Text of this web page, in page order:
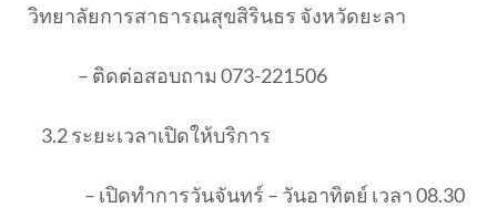
วิทยาลัยการสาธารณสุขสิรินธร จังหวัดยะลา
– ติดต่อสอบถาม 073-221506
3.2 ระยะเวลาเปิดให้บริการ
– เปิดทำการวันจันทร์ – วันอาทิตย์ เวลา 08.30